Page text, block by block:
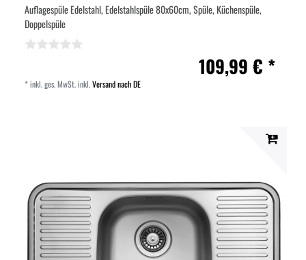
Auflagespüle Edelstahl, Edelstahlspüle 80x60cm, Spüle, Küchenspüle,
Doppelspüle
109,99 € *
*inkl. ges. MwSt.inkl.Versand nach DE